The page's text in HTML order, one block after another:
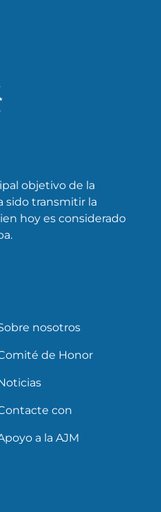
objetivo de la
sido transmitir la
hoy es considerado
nosotros
de Honor
con
a la AJM